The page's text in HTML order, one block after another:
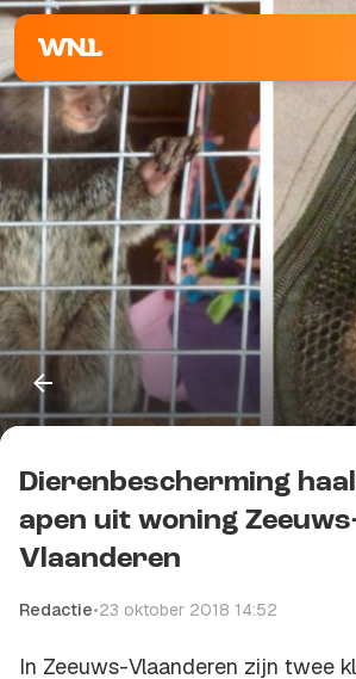
Dierenbescherming
apen uit woning
Vlaanderen
Redactie•23 oktober 2018 14:52
In Zeeuws-Vlaanderen zijn twee